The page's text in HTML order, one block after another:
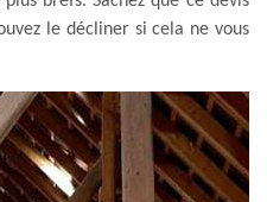
le décliner si cela ne vous